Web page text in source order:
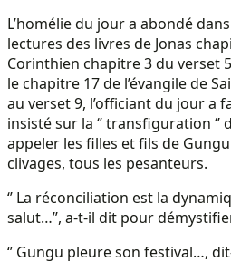
L’homélie du jour a abondé
lectures des livres de Jonas
Corinthien chapitre 3 du verset
le chapitre 17 de l’évangile de
au verset 9, l’officiant du jour a
insisté sur la ‘’ transfiguration
appeler les filles et fils de
clivages, tous les pesanteurs.
‘’ La réconciliation est la
salut…’’, a-t-il dit pour
‘’ Gungu pleure son festival…,